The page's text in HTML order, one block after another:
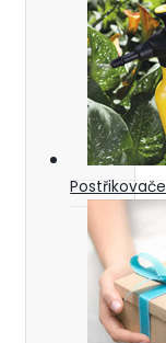
Postřikovače